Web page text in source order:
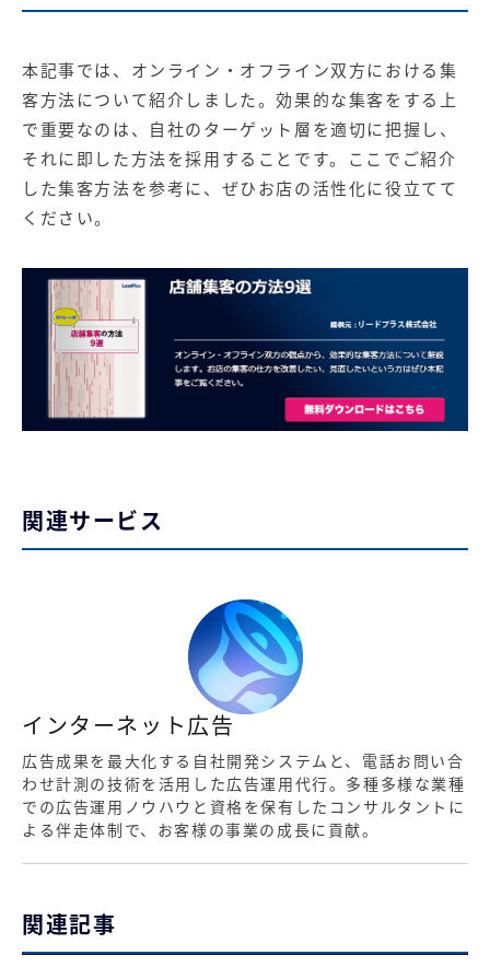
本記事では、オンライン・オフライン双方における集
客方法について紹介しました。効果的な集客をする上
で重要なのは、自社のターゲット層を適切に把握し、
それに即した方法を採用することです。ここでご紹介
した集客方法を参考に、ぜひお店の活性化に役立てて
ください。
関連記事
関連サービス
インターネット広告
広告成果を最大化する自社開発システムと、電話お問い合
わせ計測の技術を活用した広告運用代行。多種多様な業種
での広告運用ノウハウと資格を保有したコンサルタントに
よる伴走体制で、お客様の事業の成長に貢献。